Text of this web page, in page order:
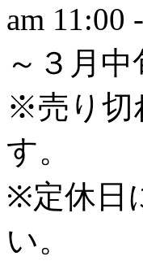
am
～３月
※売り切
す。
※定休日
い